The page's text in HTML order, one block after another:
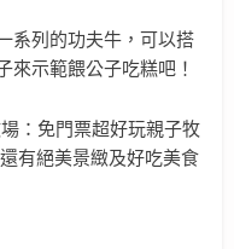
系列的功夫牛，可以搭
來示範餵公子吃糕吧！